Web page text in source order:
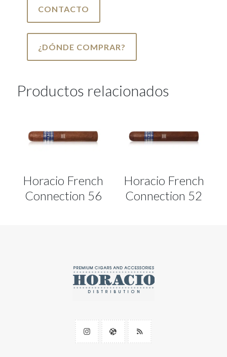
CONTACTO
¿DÓNDE COMPRAR?
Productos relacionados
Horacio French
Connection 56
Horacio French
Connection 52